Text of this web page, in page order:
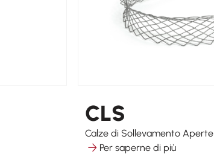
CLS
Calze di Sollevamento Aperte
Per saperne di più